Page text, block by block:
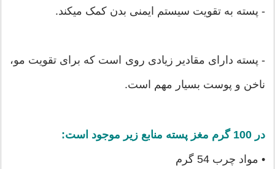
- پسته به تقویت سیستم ایمنی بدن کمک میکند.
- پسته دارای مقادیر زیادی روی است که برای تقویت مو،
ناخن و پوست بسیار مهم است.
در 100 گرم مغز پسته منابع زیر موجود است:
• مواد چرب 54 گرم